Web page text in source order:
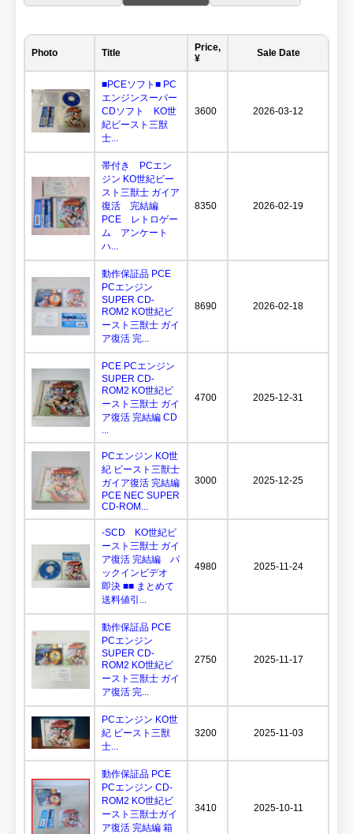
Photo Title
Price,
¥
Sale Date
■PCEソフト■ PC
エンジンスーパー
CDソフト KO世
紀ビースト三獣
士...
3600 2026-03-12
帯付き PCエン
ジン KO世紀ビー
スト三獣士 ガイア
復活 完結編
PCE レトロゲー
ム アンケート
ハ...
8350 2026-02-19
動作保証品 PCE
PCエンジン
SUPER CD-
ROM2 KO世紀ビ
ースト三獣士 ガイ
ア復活 完...
8690 2026-02-18
PCE PCエンジン
SUPER CD-
ROM2 KO世紀ビ
ースト三獣士 ガイ
ア復活 完結編 CD
4700 2025-12-31
PCエンジン KO世
紀 ビースト三獣士
ガイア復活 完結編
PCE NEC SUPER
CD-ROM...
3000 2025-12-25
-SCD KO世紀ビ
ースト三獣士 ガイ
ア復活 完結編 パ
ックインビデオ
即決 ■■ まとめて
送料値引...
4980 2025-11-24
動作保証品 PCE
PCエンジン
SUPER CD-
ROM2 KO世紀ビ
ースト三獣士 ガイ
ア復活 完...
2750 2025-11-17
PCエンジン KO世
紀 ビースト三獣
士...
3200 2025-11-03
動作保証品 PCE
PCエンジン CD-
ROM2 KO世紀ビ
ースト三獣士ガイ
ア復活 完結編 箱
3410 2025-10-11